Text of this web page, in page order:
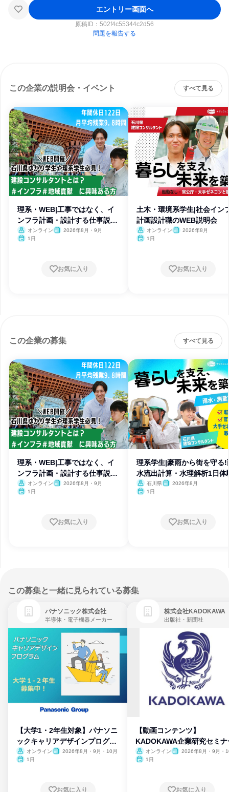
エントリー画面へ
原稿ID： 502f4c55344c2d56
問題を報告する
この企業の説明会・イベント すべて見る
理系・WEB|工事ではなく、イ
ンフラ計画・設計する仕事説明
会
オンライン
2026年8月・9月
1日
お気に入り
土木・環境系学生|社会イン
計画設計職のWEB説明会
オンライン
2026年8月
1日
お気に入り
この企業の募集 すべて見る
理系・WEB|工事ではなく、イ
ンフラ計画・設計する仕事説明
会
オンライン
2026年8月・9月
1日
お気に入り
理系学生|豪雨から街を守る!
水流出計算・水理解析1日体
石川県
2026年8月
1日
お気に入り
この募集と一緒に見られている募集
パナソニック株式会社
半導体・電子機器メーカー
【大学1・2年生対象】パナソニ
ックキャリアデザインプログラ
ム
オンライン
2026年8月・9月・10月
1日
お気に入り
株式会社KADOKAWA
出版社・新聞社
【動画コンテンツ】
KADOKAWA企業研究セミナ
オンライン
2026年8月・9月・
1日
お気に入り